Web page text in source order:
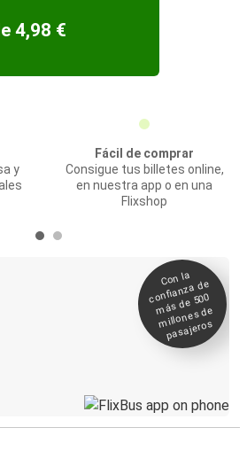
4,98 €
y
Fácil de comprar
Consigue tus billetes online,
en nuestra app o en una
Flixshop
Con la
confianza de
más de 500
millones de
pasajeros